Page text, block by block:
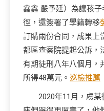
鑫鑫 嚴予廷）為讓孩
徑，還簽署了學籍轉移
訂購兩份合同，成果上
都區查察院提起公訴，
有期徒刑八年八個月，
所得48萬元。 巡檢推薦
2020年11月，虞